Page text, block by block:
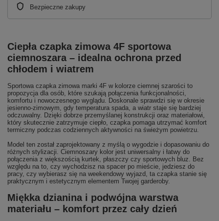
Bezpieczne zakupy
Ciepła czapka zimowa 4F sportowa
ciemnoszara – idealna ochrona przed
chłodem i wiatrem
Sportowa czapka zimowa marki 4F w kolorze ciemnej szarości to
propozycja dla osób, które szukają połączenia funkcjonalności,
komfortu i nowoczesnego wyglądu. Doskonale sprawdzi się w okresie
jesienno-zimowym, gdy temperatura spada, a wiatr staje się bardziej
odczuwalny. Dzięki dobrze przemyślanej konstrukcji oraz materiałowi,
który skutecznie zatrzymuje ciepło, czapka pomaga utrzymać komfort
termiczny podczas codziennych aktywności na świeżym powietrzu.
Model ten został zaprojektowany z myślą o wygodzie i dopasowaniu do
różnych stylizacji. Ciemnoszary kolor jest uniwersalny i łatwy do
połączenia z większością kurtek, płaszczy czy sportowych bluz. Bez
względu na to, czy wychodzisz na spacer po mieście, jedziesz do
pracy, czy wybierasz się na weekendowy wyjazd, ta czapka stanie się
praktycznym i estetycznym elementem Twojej garderoby.
Miękka dzianina i podwójna warstwa
materiału – komfort przez cały dzień